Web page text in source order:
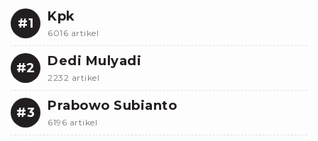
#1 Kpk
6016 artikel
#2 Dedi Mulyadi
2232 artikel
#3 Prabowo Subianto
6196 artikel